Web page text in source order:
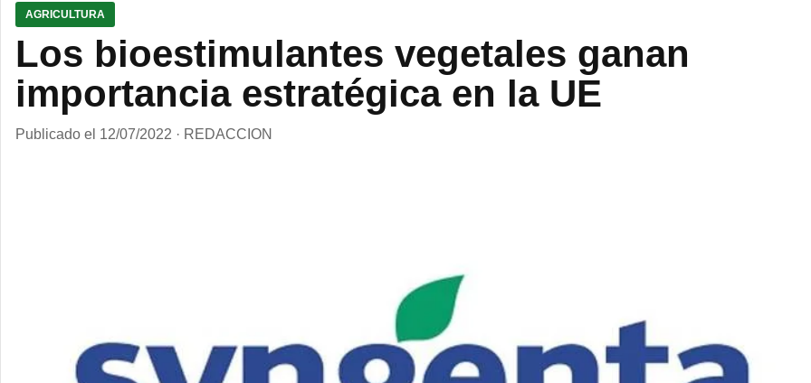
AGRICULTURA
Los bioestimulantes vegetales ganan
importancia estratégica en la UE
Publicado el 12/07/2022 · REDACCION